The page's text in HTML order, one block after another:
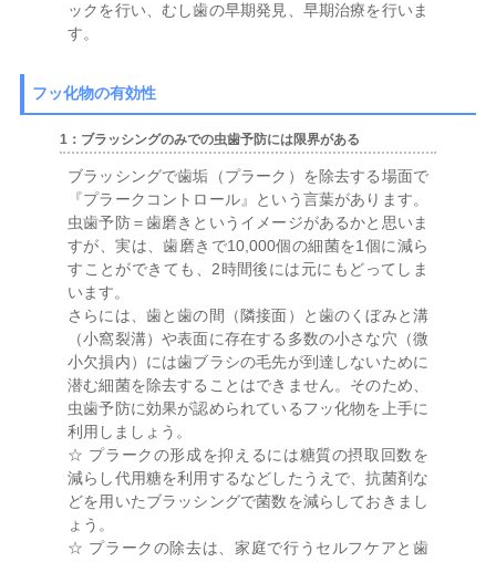
ックを行い、むし歯の早期発見、早期治療を行いま
す。
フッ化物の有効性
1：ブラッシングのみでの虫歯予防には限界がある
ブラッシングで歯垢（プラーク）を除去する場面で
『プラークコントロール』という言葉があります。
虫歯予防＝歯磨きというイメージがあるかと思いま
すが、実は、歯磨きで10,000個の細菌を1個に減ら
すことができても、2時間後には元にもどってしま
います。
さらには、歯と歯の間（隣接面）と歯のくぼみと溝
（小窩裂溝）や表面に存在する多数の小さな穴（微
小欠損内）には歯ブラシの毛先が到達しないために
潜む細菌を除去することはできません。そのため、
虫歯予防に効果が認められているフッ化物を上手に
利用しましょう。
☆ プラークの形成を抑えるには糖質の摂取回数を
減らし代用糖を利用するなどしたうえで、抗菌剤な
どを用いたブラッシングで菌数を減らしておきまし
ょう。
☆ プラークの除去は、家庭で行うセルフケアと歯